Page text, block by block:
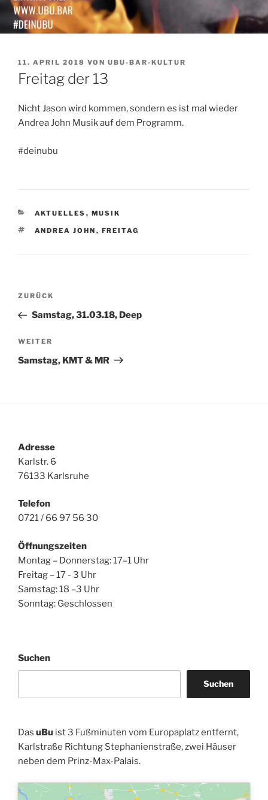
VERÖFFENTLICHT
AM
11. APRIL 2018 VON UBU-BAR-KULTUR
Freitag der 13
Nicht Jason wird kommen, sondern es ist mal wieder
Andrea John Musik auf dem Programm.
#deinubu
KATEGORIEN
AKTUELLES , MUSIK
SCHLAGWÖRTER
ANDREA JOHN , FREITAG
Beitragsnavigation
Vorheriger
Beitrag
ZURÜCK
Samstag, 31.03.18, Deep
Nächster
Beitrag
WEITER
Samstag, KMT & MR
Adresse
Karlstr. 6
76133 Karlsruhe
Telefon
0721 / 66 97 56 30
Öffnungszeiten
Montag – Donnerstag: 17–1 Uhr
Freitag – 17 - 3 Uhr
Samstag: 18 –3 Uhr
Sonntag: Geschlossen
Suchen
Suchen
Das uBu ist 3 Fußminuten vom Europaplatz entfernt,
Karlstraße Richtung Stephanienstraße, zwei Häuser
neben dem Prinz-Max-Palais.